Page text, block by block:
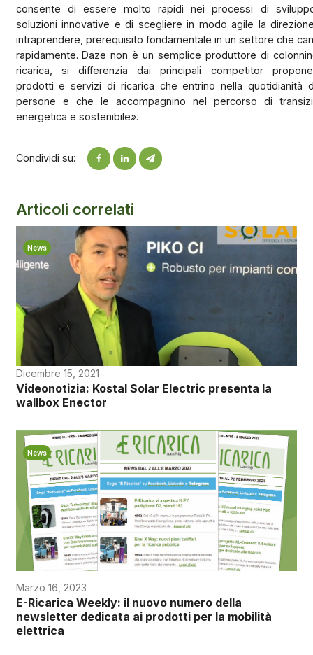
consente di essere molto rapidi nei processi di
soluzioni innovative e di scegliere in modo agile la
intraprendere, prerequisito fondamentale in un settore che
rapidamente. Daze non è un semplice produttore di
ricarica, si differenzia dai principali competitor
prodotti e servizi di ricarica che entrino nella quotidianità
persone e che le accompagnino nel percorso di
energetica e sostenibile».
Condividi su:
Articoli correlati
News
Dicembre 15, 2021
Videonotizia: Kostal Solar Electric presenta la
wallbox Enector
News
Marzo 16, 2023
E-Ricarica Weekly: il nuovo numero della
newsletter dedicata ai prodotti per la mobilità
elettrica